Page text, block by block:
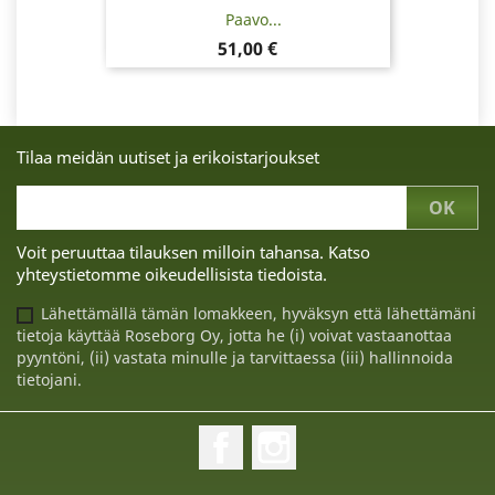
Paavo...
Hinta
51,00 €
Tilaa meidän uutiset ja erikoistarjoukset
Voit peruuttaa tilauksen milloin tahansa. Katso
yhteystietomme oikeudellisista tiedoista.
Lähettämällä tämän lomakkeen, hyväksyn että lähettämäni
tietoja käyttää Roseborg Oy, jotta he (i) voivat vastaanottaa
pyyntöni, (ii) vastata minulle ja tarvittaessa (iii) hallinnoida
tietojani.